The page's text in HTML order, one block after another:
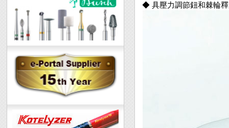
◆ 具壓力調節鈕和棘輪